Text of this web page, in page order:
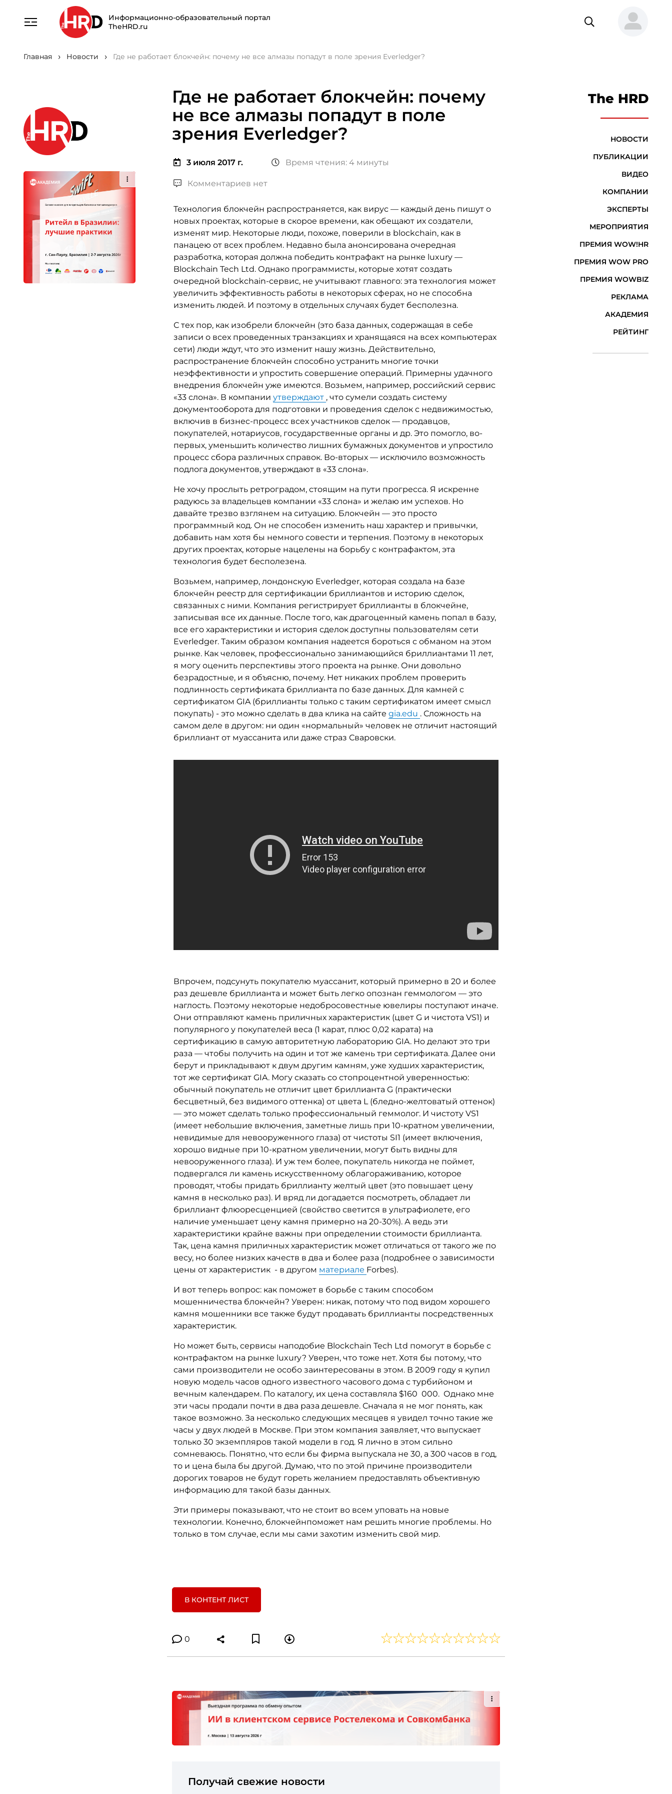
Информационно-образовательный портал
TheHRD.ru
Главная Новости Где не работает блокчейн: почему не все алмазы попадут в поле зрения Everledger?
Где не работает блокчейн: почему
не все алмазы попадут в поле
зрения Everledger?
3 июля 2017 г. Время чтения: 4 минуты
Комментариев нет
Технология блокчейн распространяется, как вирус — каждый день пишут о
новых проектах, которые в скорое времени, как обещают их создатели,
изменят мир. Некоторые люди, похоже, поверили в blockchain, как в
панацею от всех проблем. Недавно была анонсирована очередная
разработка, которая должна победить контрафакт на рынке luxury —
Blockchain Tech Ltd. Однако программисты, которые хотят создать
очередной blockchain-сервис, не учитывают главного: эта технология может
увеличить эффективность работы в некоторых сферах, но не способна
изменить людей. И поэтому в отдельных случаях будет бесполезна.
С тех пор, как изобрели блокчейн (это база данных, содержащая в себе
записи о всех проведенных транзакциях и хранящаяся на всех компьютерах
сети) люди ждут, что это изменит нашу жизнь. Действительно,
распространение блокчейн способно устранить многие точки
неэффективности и упростить совершение операций. Примерны удачного
внедрения блокчейн уже имеются. Возьмем, например, российский сервис
«33 слона». В компанииутверждают , что сумели создать систему
документооборота для подготовки и проведения сделок с недвижимостью,
включив в бизнес-процесс всех участников сделок — продавцов,
покупателей, нотариусов, государственные органы и др. Это помогло, во-
первых, уменьшить количество лишних бумажных документов и упростило
процесс сбора различных справок. Во-вторых — исключило возможность
подлога документов, утверждают в «33 слона».
Не хочу прослыть ретроградом, стоящим на пути прогресса. Я искренне
радуюсь за владельцев компании «33 слона» и желаю им успехов. Но
давайте трезво взглянем на ситуацию. Блокчейн — это просто
программный код. Он не способен изменить наш характер и привычки,
добавить нам хотя бы немного совести и терпения. Поэтому в некоторых
других проектах, которые нацелены на борьбу с контрафактом, эта
технология будет бесполезена.
Возьмем, например, лондонскую Everledger, которая создала на базе
блокчейн реестр для сертификации бриллиантов и историю сделок,
связанных с ними. Компания регистрирует бриллианты в блокчейне,
записывая все их данные. После того, как драгоценный камень попал в базу,
все его характеристики и история сделок доступны пользователям сети
Everledger. Таким образом компания надеется бороться с обманом на этом
рынке. Как человек, профессионально занимающийся бриллиантами 11 лет,
я могу оценить перспективы этого проекта на рынке. Они довольно
безрадостные, и я объясню, почему. Нет никаких проблем проверить
подлинность сертификата бриллианта по базе данных. Для камней с
сертификатом GIA (бриллианты только с таким сертификатом имеет смысл
покупать) - это можно сделать в два клика на сайтеgia.edu . Сложность на
самом деле в другом: ни один «нормальный» человек не отличит настоящий
бриллиант от муассанита или даже страз Сваровски.
Впрочем, подсунуть покупателю муассанит, который примерно в 20 и более
раз дешевле бриллианта и может быть легко опознан геммологом — это
наглость. Поэтому некоторые недобросовестные ювелиры поступают иначе.
Они отправляют камень приличных характеристик (цвет G и чистота VS1) и
популярного у покупателей веса (1 карат, плюс 0,02 карата) на
сертификацию в самую авторитетную лабораторию GIA. Но делают это три
раза — чтобы получить на один и тот же камень три сертификата. Далее они
берут и прикладывают к двум другим камням, уже худших характеристик,
тот же сертификат GIA. Могу сказать со стопроцентной уверенностью:
обычный покупатель не отличит цвет бриллианта G (практически
беcцветный, без видимого оттенка) от цвета L (бледно-желтоватый оттенок)
— это может сделать только профессиональный геммолог. И чистоту VS1
(имеет небольшие включения, заметные лишь при 10-кратном увеличении,
невидимые для невооруженного глаза) от чистоты SI1 (имеет включения,
хорошо видные при 10-кратном увеличении, могут быть видны для
невооруженного глаза). И уж тем более, покупатель никогда не поймет,
подвергался ли камень искусственному облагораживанию, которое
проводят, чтобы придать бриллианту желтый цвет (это повышает цену
камня в несколько раз). И вряд ли догадается посмотреть, обладает ли
бриллиант флюоресценцией (свойство светится в ультрафиолете, его
наличие уменьшает цену камня примерно на 20-30%). А ведь эти
характеристики крайне важны при определении стоимости бриллианта.
Так, цена камня приличных характеристик может отличаться от такого же по
весу, но более низких качеств в два и более раза (подробнее о зависимости
цены от характеристик - в другом материале Forbes).
И вот теперь вопрос: как поможет в борьбе с таким способом
мошенничества блокчейн? Уверен: никак, потому что под видом хорошего
камня мошенники все также будут продавать бриллианты посредственных
характеристик.
Но может быть, сервисы наподобие Blockchain Tech Ltd помогут в борьбе с
контрафактом на рынке luxury? Уверен, что тоже нет. Хотя бы потому, что
сами производители не особо заинтересованы в этом. В 2009 году я купил
новую модель часов одного известного часового дома c турбийоном и
вечным календарем. По каталогу, их цена составляла $160 000. Однако мне
эти часы продали почти в два раза дешевле. Сначала я не мог понять, как
такое возможно. За несколько следующих месяцев я увидел точно такие же
часы у двух людей в Москве. При этом компания заявляет, что выпускает
только 30 экземпляров такой модели в год. Я лично в этом сильно
сомневаюсь. Понятно, что если бы фирма выпускала не 30, а 300 часов в год,
то и цена была бы другой. Думаю, что по этой причине производители
дорогих товаров не будут гореть желанием предоставлять объективную
информацию для такой базы данных.
Эти примеры показывают, что не стоит во всем уповать на новые
технологии. Конечно, блокчейнпоможет нам решить многие проблемы. Но
только в том случае, если мы сами захотим изменить свой мир.
В КОНТЕНТ ЛИСТ
0
The HRD
НОВОСТИ
ПУБЛИКАЦИИ
ВИДЕО
КОМПАНИИ
ЭКСПЕРТЫ
МЕРОПРИЯТИЯ
ПРЕМИЯ WOW!HR
ПРЕМИЯ WOW PRO
ПРЕМИЯ WOWBIZ
РЕКЛАМА
АКАДЕМИЯ
РЕЙТИНГ
Получай свежие новости